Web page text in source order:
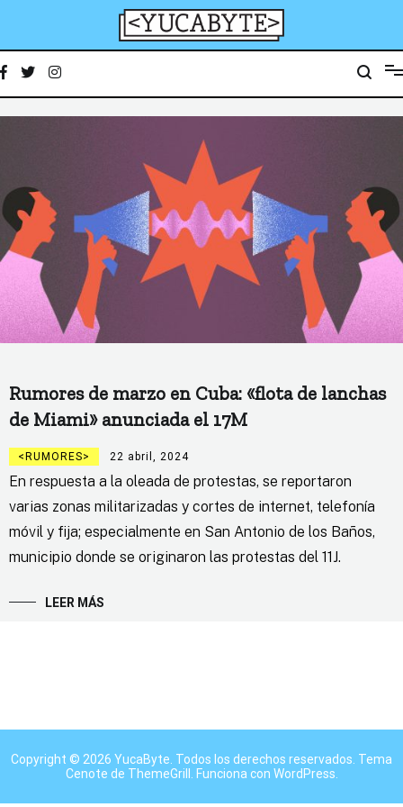
YucaByte
Rumores de marzo en Cuba: «flota de lanchas
de Miami» anunciada el 17M
RUMORES 22 abril, 2024
En respuesta a la oleada de protestas, se reportaron
varias zonas militarizadas y cortes de internet, telefonía
móvil y fija; especialmente en San Antonio de los Baños,
municipio donde se originaron las protestas del 11J.
LEER MÁS
Copyright © 2026 YucaByte . Todos los derechos reservados. Tema
Cenote de ThemeGrill. Funciona con WordPress